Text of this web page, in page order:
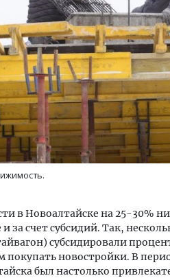
в Новоалтайске на 25-30%
за счет субсидий. Так,
субсидировали
новостройки. В
был настолько
Архитектурный код
земли. Мощение
плитами становится
стандартом
СТРОИТЕЛЬСТВО